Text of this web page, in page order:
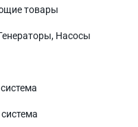
товары
Насосы